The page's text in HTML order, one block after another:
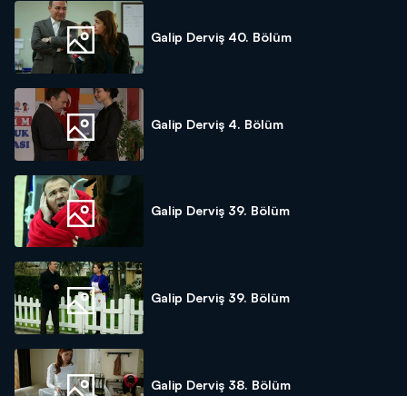
Galip Derviş 40. Bölüm
Galip Derviş 4. Bölüm
Galip Derviş 39. Bölüm
Galip Derviş 39. Bölüm
Galip Derviş 38. Bölüm